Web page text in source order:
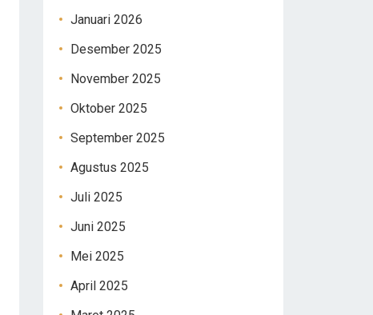
Januari 2026
Desember 2025
November 2025
Oktober 2025
September 2025
Agustus 2025
Juli 2025
Juni 2025
Mei 2025
April 2025